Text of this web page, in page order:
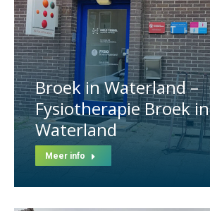
Broek in Waterland –
Fysiotherapie Broek in
Waterland
Meer info